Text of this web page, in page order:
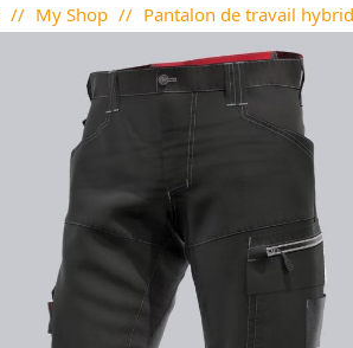
// My Shop // Pantalon de travail